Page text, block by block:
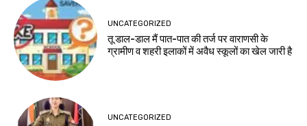
UNCATEGORIZED
तू डाल-डाल मैं पात-पात की तर्ज पर वाराणसी के
ग्रामीण व शहरी इलाकों में अवैध स्कूलों का खेल जारी है
UNCATEGORIZED